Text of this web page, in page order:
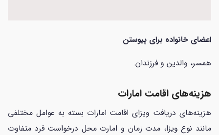
اعضای خانواده برای پیوستن
همسر، والدین و فرزندان.
هزینه‌های اقامت امارات
هزینه‌های دریافت ویزای اقامت امارات بسته به عوامل مختلفی
مانند نوع ویزا، مدت زمان و امارت محل درخواست فرد متفاوت